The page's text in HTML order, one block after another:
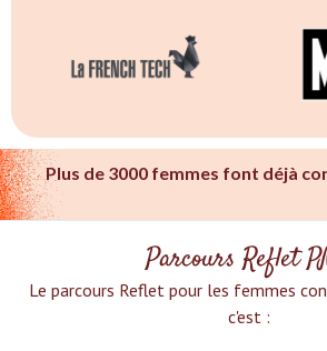
Plus de 3000 femmes font déjà
Parcours Reflet
Le parcours Reflet pour les femmes
c'est :‍